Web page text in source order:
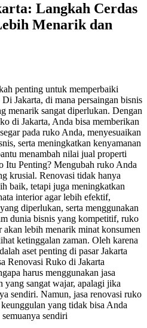
Langkah Cerdas
Menarik dan
penting untuk memperbaiki
Jakarta, di mana persaingan bisnis
menarik sangat diperlukan. Dengan
di Jakarta, Anda bisa memberikan
pada ruko Anda, menyesuaikan
serta meningkatkan kenyamanan
menambah nilai jual properti
Itu Penting? Mengubah ruko Anda
krusial. Renovasi tidak hanya
baik, tetapi juga meningkatkan
interior agar lebih efektif,
diperlukan, serta menggunakan
dunia bisnis yang kompetitif, ruko
lebih menarik minat konsumen
ketinggalan zaman. Oleh karena
aset penting di pasar Jakarta
Renovasi Ruko di Jakarta
harus menggunakan jasa
yang sangat wajar, apalagi jika
sendiri. Namun, jasa renovasi ruko
yang tidak bisa Anda
sendiri